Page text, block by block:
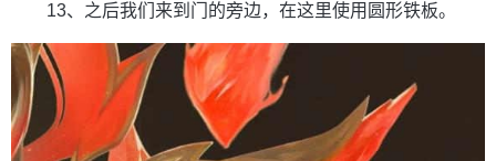
13、之后我们来到门的旁边，在这里使用圆形铁板。